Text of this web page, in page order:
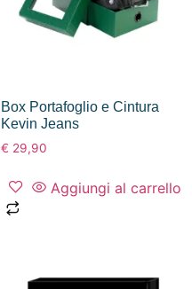
Box Portafoglio e Cintura
Kevin Jeans
€ 29,90
Aggiungi al carrello